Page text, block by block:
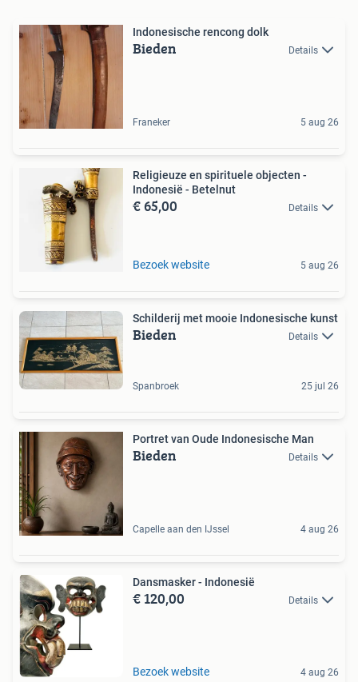
Indonesische rencong dolk
Bieden Details
Franeker 5 aug 26
Religieuze en spirituele objecten -
Indonesië - Betelnut
€ 65,00 Details
Bezoek website 5 aug 26
Schilderij met mooie Indonesische kunst
Bieden Details
Spanbroek 25 jul 26
Portret van Oude Indonesische Man
Bieden Details
Capelle aan den IJssel 4 aug 26
Dansmasker - Indonesië
€ 120,00 Details
Bezoek website 4 aug 26